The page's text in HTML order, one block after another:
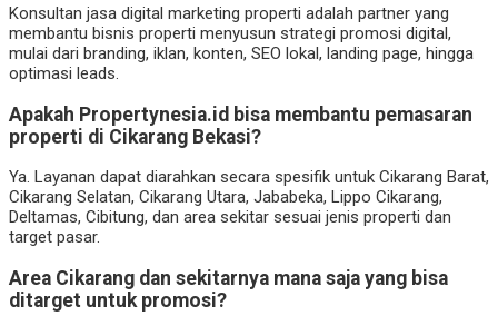
Konsultan jasa digital marketing properti adalah partner yang
membantu bisnis properti menyusun strategi promosi digital,
mulai dari branding, iklan, konten, SEO lokal, landing page, hingga
optimasi leads.
Apakah Propertynesia.id bisa membantu pemasaran
properti di Cikarang Bekasi?
Ya. Layanan dapat diarahkan secara spesifik untuk Cikarang Barat,
Cikarang Selatan, Cikarang Utara, Jababeka, Lippo Cikarang,
Deltamas, Cibitung, dan area sekitar sesuai jenis properti dan
target pasar.
Area Cikarang dan sekitarnya mana saja yang bisa
ditarget untuk promosi?